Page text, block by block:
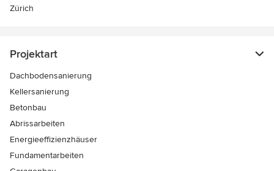
Zürich
Projektart
Dachbodensanierung
Kellersanierung
Betonbau
Abrissarbeiten
Energieeffizienzhäuser
Fundamentarbeiten